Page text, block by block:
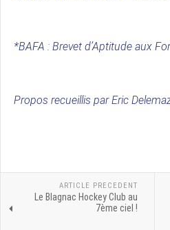
*BAFA : Brevet d’Aptitude aux
Propos recueillis par Eric
ARTICLE PRECEDENT
Le Blagnac Hockey Club au
7ème ciel !